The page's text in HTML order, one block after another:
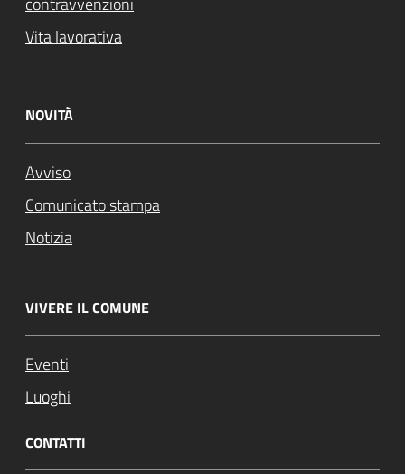
Vita lavorativa
NOVITÀ
Avviso
Comunicato stampa
Notizia
VIVERE IL COMUNE
Eventi
Luoghi
CONTATTI